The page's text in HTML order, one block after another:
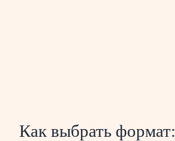
Как выбрать формат: